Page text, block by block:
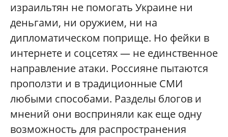
израильтян не помогать Украине ни
деньгами, ни оружием, ни на
дипломатическом поприще. Но фейки в
интернете и соцсетях — не единственное
направление атаки. Россияне пытаются
проползти и в традиционные СМИ
любыми способами. Разделы блогов и
мнений они восприняли как еще одну
возможность для распространения